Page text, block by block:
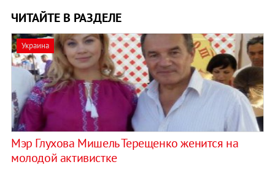
ЧИТАЙТЕ В РАЗДЕЛЕ
Украина
Мэр Глухова Мишель Терещенко женится на
молодой активистке